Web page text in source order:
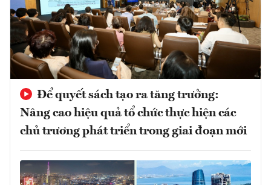
Để quyết sách tạo ra tăng trưởng:
Nâng cao hiệu quả tổ chức thực hiện các
chủ trương phát triển trong giai đoạn mới